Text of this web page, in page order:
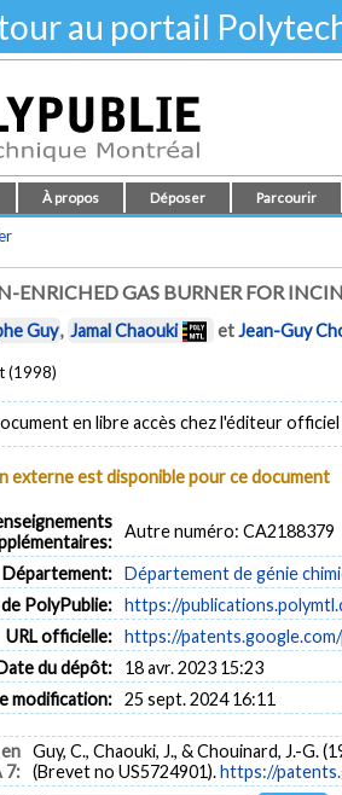
au portail
À propos Déposer Parcourir
ENRICHED GAS BURNER FOR
Guy, Jamal Chaouki etJean-Guy
(1998)
en libre accès chez l'éditeur officiel
externe est disponible pour ce document
Autre numéro: CA2188379
Département: Département de génie
de PolyPublie: https://
URL officielle: https://
du dépôt:
18 avr. 2023 15:23
modification: 25 sept. 2024 16:11
7:
Guy, C., Chaouki, J., & Chouinard, J.-G.
(Brevet no US5724901).https://